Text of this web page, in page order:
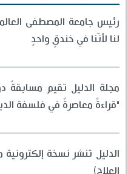
رئيس جامعة المصطفى
لنا لأنّنا في خندقٍ واحدٍ
مجلة الدليل تقيم مسابقةً
"قراءةٌ معاصرةٌ في فلسفة
الدليل تنشر نسخة إلكترونية
العلاج)